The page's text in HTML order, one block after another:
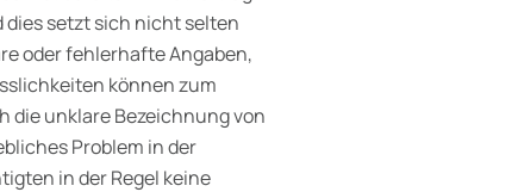
dies setzt sich nicht selten
oder fehlerhafte Angaben,
können zum
die unklare Bezeichnung von
Problem in der
in der Regel keine